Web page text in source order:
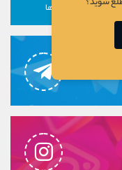
دوره ها